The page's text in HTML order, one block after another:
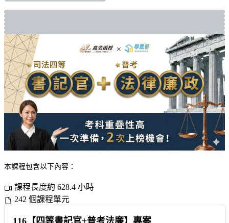
本課程包含以下內容：
課程長度約 628.4 小時
242 個課程單元